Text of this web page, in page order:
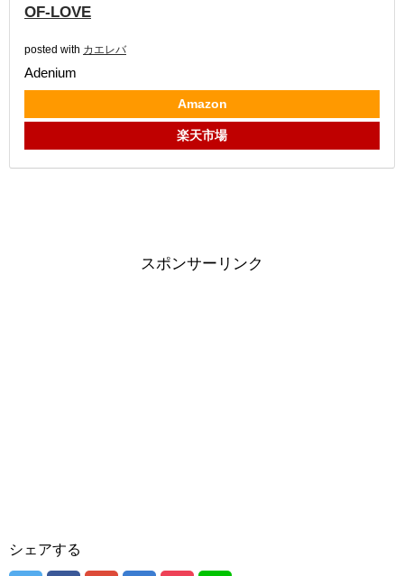
OF-LOVE
posted with カエレバ
Adenium
Amazon
楽天市場
スポンサーリンク
シェアする